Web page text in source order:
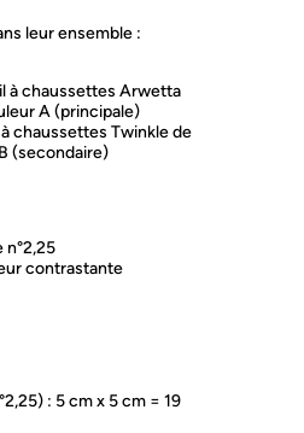
leur ensemble :
à chaussettes Arwetta
A (principale)
chaussettes Twinkle de
(secondaire)
n°2,25
contrastante
: 5 cm x 5 cm = 19